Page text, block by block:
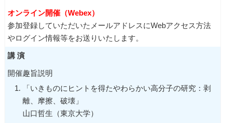
オンライン開催（Webex）
参加登録していただいたメールアドレスにWebアクセス方法
やログイン情報等をお送りいたします。
講 演
開催趣旨説明
「いきものにヒントを得たやわらかい高分子の研究：剥
離、摩擦、破壊」
山口哲生（東京大学）